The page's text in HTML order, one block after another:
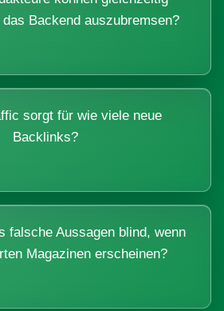
Backend auszubremsen?
sorgt für wie viele neue
Backlinks?
falsche Aussagen blind, wenn
Magazinen erscheinen?